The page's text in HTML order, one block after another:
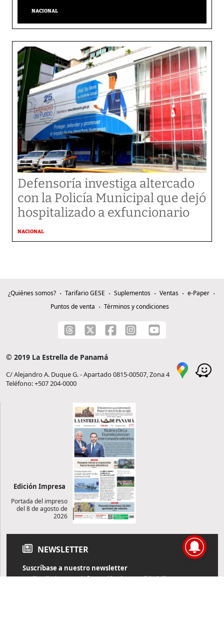
NACIONAL
Defensoría investiga altercado
con la Policía Municipal que dejó
hospitalizado a exfuncionario
NACIONAL
¿Quiénes somos? Tarifario GESE Suplementos Ventas
e-Paper
Puntos de venta
Términos y condiciones
© 2019 La Estrella de Panamá
C/ Alejandro A. Duque G. - Apartado 0815-00507, Zona 4
Teléfono: +507 204-0000
Edición Impresa
Portada del impreso
del 8 de agosto de
2026
NEWSLETTER
Suscríbase a nuestro newsletter
Reciba diariamente información de actualidad directamente en